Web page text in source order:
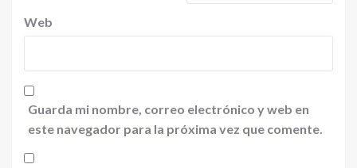
Web
Guarda mi nombre, correo electrónico y web en
este navegador para la próxima vez que comente.